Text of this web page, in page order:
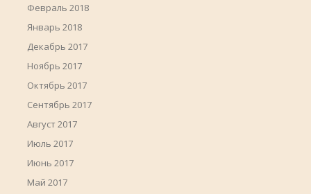
Февраль 2018
Январь 2018
Декабрь 2017
Ноябрь 2017
Октябрь 2017
Сентябрь 2017
Август 2017
Июль 2017
Июнь 2017
Май 2017